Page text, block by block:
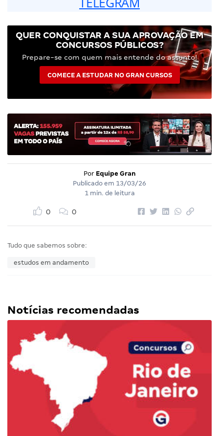
QUER CONQUISTAR A SUA APROVAÇÃO EM
CONCURSOS PÚBLICOS?
Prepare-se com quem mais entende do assunto!
COMECE A ESTUDAR NO GRAN CURSOS
Por Equipe Gran
Publicado em 13/03/26
1 min. de leitura
0 0
Tudo que sabemos sobre:
estudos em andamento
Notícias recomendadas